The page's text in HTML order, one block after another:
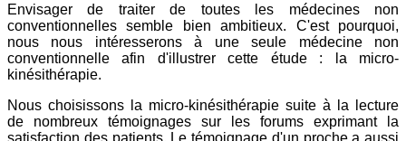
Envisager de traiter de toutes les médecines non
conventionnelles semble bien ambitieux. C'est pourquoi,
nous nous intéresserons à une seule médecine non
conventionnelle afin d'illustrer cette étude : la micro-
kinésithérapie.
Nous choisissons la micro-kinésithérapie suite à la lecture
de nombreux témoignages sur les forums exprimant la
satisfaction des patients. Le témoignage d'un proche a aussi